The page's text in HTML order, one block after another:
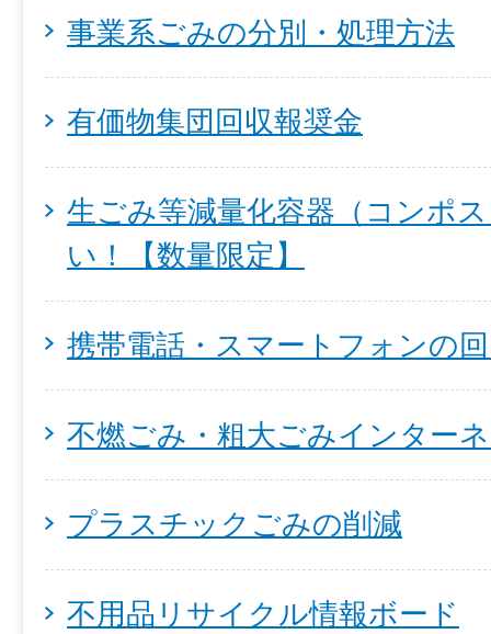
事業系ごみの分別・処理方法
有価物集団回収報奨金
生ごみ等減量化容器（コンポ
い！【数量限定】
携帯電話・スマートフォンの
不燃ごみ・粗大ごみインター
プラスチックごみの削減
不用品リサイクル情報ボード